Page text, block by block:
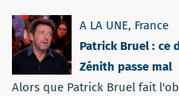
A LA UNE, France
Patrick Bruel : ce
Zénith passe mal
Alors que Patrick Bruel fait